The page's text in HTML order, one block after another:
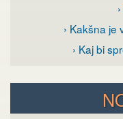
› Kakšna
› Kaj bi